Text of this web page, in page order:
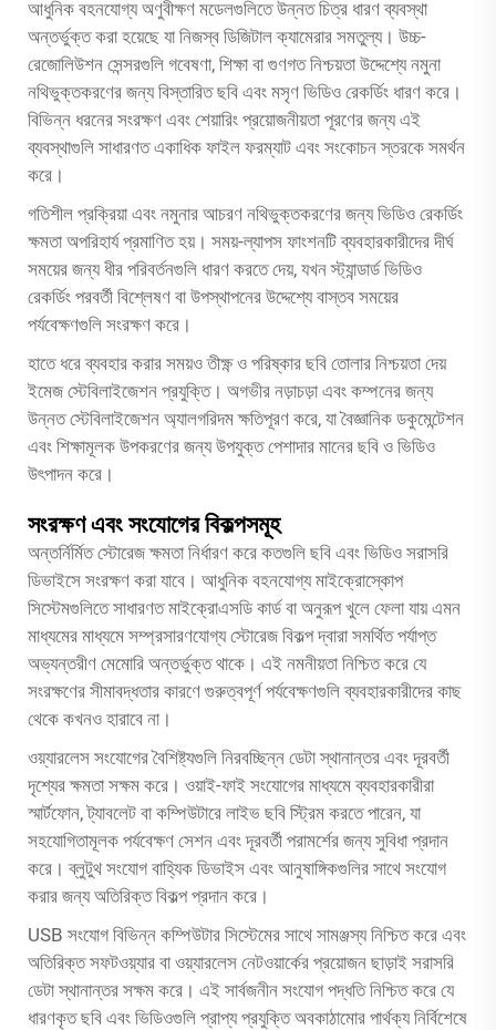
আধুনিক বহনযোগ্য অণুবীক্ষণ মডেলগুলিতে উন্নত চিত্র ধারণ ব্যবস্থা
অন্তর্ভুক্ত করা হয়েছে যা নিজস্ব ডিজিটাল ক্যামেরার সমতুল্য। উচ্চ-
রেজোলিউশন সেন্সরগুলি গবেষণা, শিক্ষা বা গুণগত নিশ্চয়তা উদ্দেশ্যে নমুনা
নথিভুক্তকরণের জন্য বিস্তারিত ছবি এবং মসৃণ ভিডিও রেকর্ডিং ধারণ করে।
বিভিন্ন ধরনের সংরক্ষণ এবং শেয়ারিং প্রয়োজনীয়তা পূরণের জন্য এই
ব্যবস্থাগুলি সাধারণত একাধিক ফাইল ফরম্যাট এবং সংকোচন স্তরকে সমর্থন
করে।
গতিশীল প্রক্রিয়া এবং নমুনার আচরণ নথিভুক্তকরণের জন্য ভিডিও রেকর্ডিং
ক্ষমতা অপরিহার্য প্রমাণিত হয়। সময়-ল্যাপস ফাংশনটি ব্যবহারকারীদের দীর্ঘ
সময়ের জন্য ধীর পরিবর্তনগুলি ধারণ করতে দেয়, যখন স্ট্যান্ডার্ড ভিডিও
রেকর্ডিং পরবর্তী বিশ্লেষণ বা উপস্থাপনের উদ্দেশ্যে বাস্তব সময়ের
পর্যবেক্ষণগুলি সংরক্ষণ করে।
হাতে ধরে ব্যবহার করার সময়ও তীক্ষ্ণ ও পরিষ্কার ছবি তোলার নিশ্চয়তা দেয়
ইমেজ স্টেবিলাইজেশন প্রযুক্তি। অগভীর নড়াচড়া এবং কম্পনের জন্য
উন্নত স্টেবিলাইজেশন অ্যালগরিদম ক্ষতিপূরণ করে, যা বৈজ্ঞানিক ডকুমেন্টেশন
এবং শিক্ষামূলক উপকরণের জন্য উপযুক্ত পেশাদার মানের ছবি ও ভিডিও
উৎপাদন করে।
সংরক্ষণ এবং সংযোগের বিকল্পসমূহ
অন্তর্নির্মিত স্টোরেজ ক্ষমতা নির্ধারণ করে কতগুলি ছবি এবং ভিডিও সরাসরি
ডিভাইসে সংরক্ষণ করা যাবে। আধুনিক বহনযোগ্য মাইক্রোস্কোপ
সিস্টেমগুলিতে সাধারণত মাইক্রোএসডি কার্ড বা অনুরূপ খুলে ফেলা যায় এমন
মাধ্যমের মাধ্যমে সম্প্রসারণযোগ্য স্টোরেজ বিকল্প দ্বারা সমর্থিত পর্যাপ্ত
অভ্যন্তরীণ মেমোরি অন্তর্ভুক্ত থাকে। এই নমনীয়তা নিশ্চিত করে যে
সংরক্ষণের সীমাবদ্ধতার কারণে গুরুত্বপূর্ণ পর্যবেক্ষণগুলি ব্যবহারকারীদের কাছ
থেকে কখনও হারাবে না।
ওয়্যারলেস সংযোগের বৈশিষ্ট্যগুলি নিরবচ্ছিন্ন ডেটা স্থানান্তর এবং দূরবর্তী
দৃশ্যের ক্ষমতা সক্ষম করে। ওয়াই-ফাই সংযোগের মাধ্যমে ব্যবহারকারীরা
স্মার্টফোন, ট্যাবলেট বা কম্পিউটারে লাইভ ছবি স্ট্রিম করতে পারেন, যা
সহযোগিতামূলক পর্যবেক্ষণ সেশন এবং দূরবর্তী পরামর্শের জন্য সুবিধা প্রদান
করে। ব্লুটুথ সংযোগ বাহ্যিক ডিভাইস এবং আনুষাঙ্গিকগুলির সাথে সংযোগ
করার জন্য অতিরিক্ত বিকল্প প্রদান করে।
USB সংযোগ বিভিন্ন কম্পিউটার সিস্টেমের সাথে সামঞ্জস্য নিশ্চিত করে এবং
অতিরিক্ত সফটওয়্যার বা ওয়্যারলেস নেটওয়ার্কের প্রয়োজন ছাড়াই সরাসরি
ডেটা স্থানান্তর সক্ষম করে। এই সার্বজনীন সংযোগ পদ্ধতি নিশ্চিত করে যে
ধারণকৃত ছবি এবং ভিডিওগুলি প্রাপ্য প্রযুক্তি অবকাঠামোর পার্থক্য নির্বিশেষে